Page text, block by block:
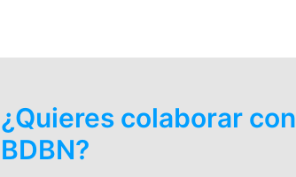
¿Quieres colaborar con
BDBN?